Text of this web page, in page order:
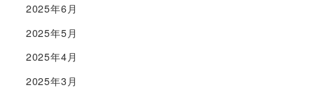
2025年6月
2025年5月
2025年4月
2025年3月